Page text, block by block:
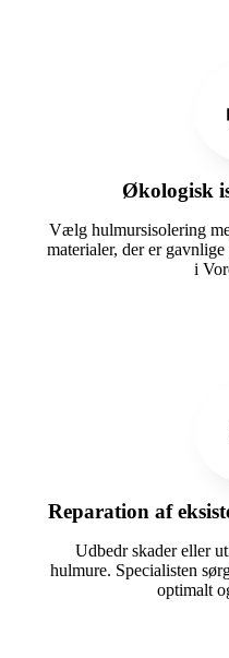
Økologisk
Vælg hulmursisolering
materialer, der er
i
Reparation af
Udbedr skader eller
hulmure. Specialisten
optimalt